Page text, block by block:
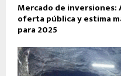
Mercado de inversiones:
oferta pública y estima
para 2025